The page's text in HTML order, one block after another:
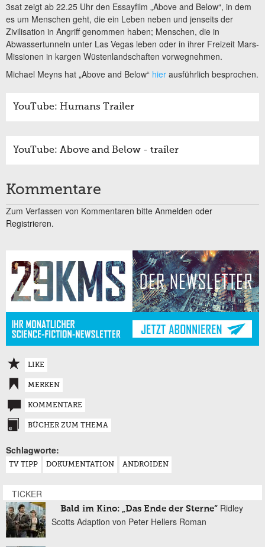
3sat zeigt ab 22.25 Uhr den Essayfilm „Above and Below“, in dem
es um Menschen geht, die ein Leben neben und jenseits der
Zivilisation in Angriff genommen haben; Menschen, die in
Abwassertunneln unter Las Vegas leben oder in ihrer Freizeit Mars-
Missionen in kargen Wüstenlandschaften vorwegnehmen.
Michael Meyns hat „Above and Below“ hier ausführlich besprochen.
YouTube: Humans Trailer
YouTube: Above and Below - trailer
Kommentare
Zum Verfassen von Kommentaren bitte Anmelden oder
Registrieren.
LIKE
MERKEN
KOMMENTARE
BÜCHER ZUM THEMA
Schlagworte:
TV TIPP DOKUMENTATION ANDROIDEN
TICKER
Bald im Kino: „Das Ende der Sterne“ Ridley
Scotts Adaption von Peter Hellers Roman